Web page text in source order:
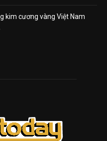
kim cương vàng Việt Nam